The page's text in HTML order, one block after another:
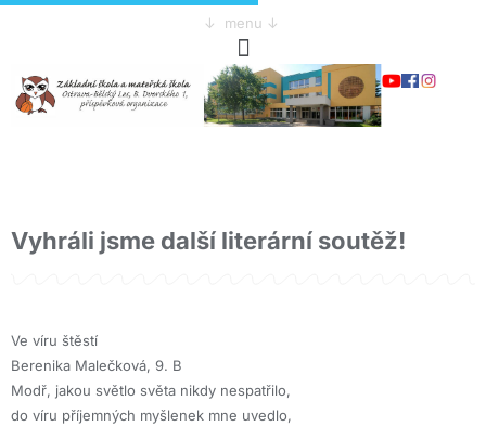
↓ menu ↓
Vyhráli jsme další literární soutěž!
Ve víru štěstí
Berenika Malečková, 9. B
Modř, jakou světlo světa nikdy nespatřilo,
do víru příjemných myšlenek mne uvedlo,